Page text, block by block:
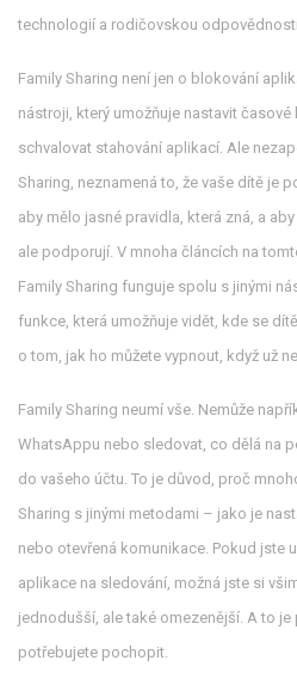
technologií a rodičovskou
Family Sharing není jen o blokování
nástroji, který umožňuje nastavit
schvalovat stahování aplikací. Ale
Sharing, neznamená to, že vaše dítě je
aby mělo jasné pravidla, která zná, a
ale podporují. V mnoha článcích na
Family Sharing funguje spolu s jinými
funkce, která umožňuje vidět, kde se
o tom, jak ho můžete vypnout, když už
Family Sharing neumí vše. Nemůže
WhatsAppu nebo sledovat, co dělá na
do vašeho účtu. To je důvod, proč
Sharing s jinými metodami – jako je
nebo otevřená komunikace. Pokud jste
aplikace na sledování, možná jste si
jednodušší, ale také omezenější. A to je
potřebujete pochopit.